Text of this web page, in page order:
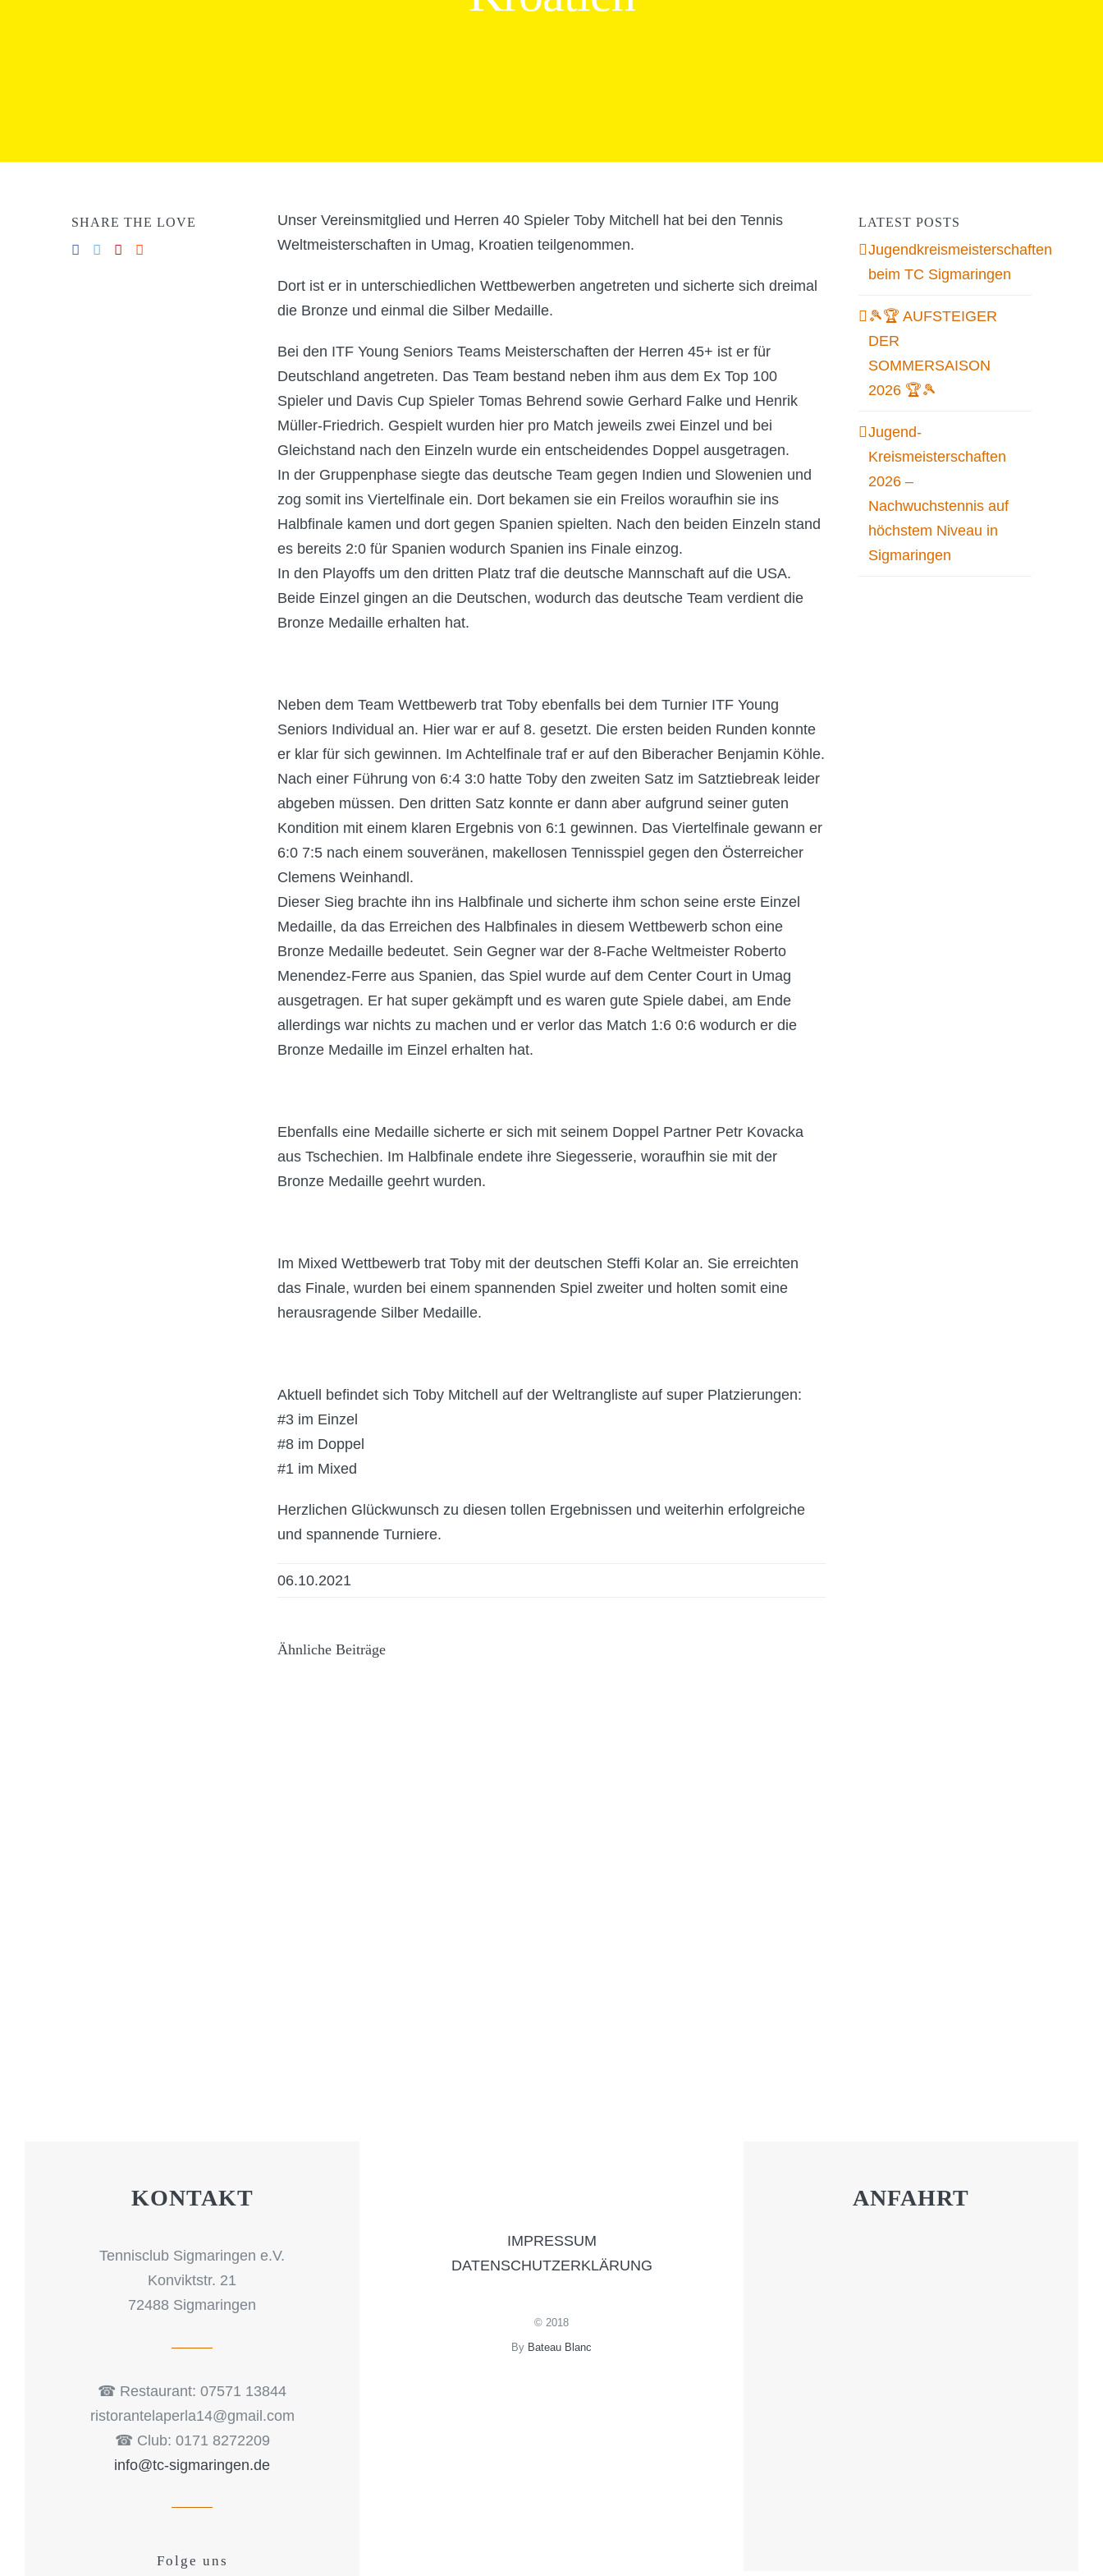
Unser Vereinsmitglied und Herren 40 Spieler Toby Mitchell hat bei den Tennis
Weltmeisterschaften in Umag, Kroatien teilgenommen.
Dort ist er in unterschiedlichen Wettbewerben angetreten und sicherte sich dreimal
die Bronze und einmal die Silber Medaille.
Bei den ITF Young Seniors Teams Meisterschaften der Herren 45+ ist er für
Deutschland angetreten. Das Team bestand neben ihm aus dem Ex Top 100
Spieler und Davis Cup Spieler Tomas Behrend sowie Gerhard Falke und Henrik
Müller-Friedrich. Gespielt wurden hier pro Match jeweils zwei Einzel und bei
Gleichstand nach den Einzeln wurde ein entscheidendes Doppel ausgetragen.
In der Gruppenphase siegte das deutsche Team gegen Indien und Slowenien und
zog somit ins Viertelfinale ein. Dort bekamen sie ein Freilos woraufhin sie ins
Halbfinale kamen und dort gegen Spanien spielten. Nach den beiden Einzeln stand
es bereits 2:0 für Spanien wodurch Spanien ins Finale einzog.
In den Playoffs um den dritten Platz traf die deutsche Mannschaft auf die USA.
Beide Einzel gingen an die Deutschen, wodurch das deutsche Team verdient die
Bronze Medaille erhalten hat.
Neben dem Team Wettbewerb trat Toby ebenfalls bei dem Turnier ITF Young
Seniors Individual an. Hier war er auf 8. gesetzt. Die ersten beiden Runden konnte
er klar für sich gewinnen. Im Achtelfinale traf er auf den Biberacher Benjamin Köhle.
Nach einer Führung von 6:4 3:0 hatte Toby den zweiten Satz im Satztiebreak leider
abgeben müssen. Den dritten Satz konnte er dann aber aufgrund seiner guten
Kondition mit einem klaren Ergebnis von 6:1 gewinnen. Das Viertelfinale gewann er
6:0 7:5 nach einem souveränen, makellosen Tennisspiel gegen den Österreicher
Clemens Weinhandl.
Dieser Sieg brachte ihn ins Halbfinale und sicherte ihm schon seine erste Einzel
Medaille, da das Erreichen des Halbfinales in diesem Wettbewerb schon eine
Bronze Medaille bedeutet. Sein Gegner war der 8-Fache Weltmeister Roberto
Menendez-Ferre aus Spanien, das Spiel wurde auf dem Center Court in Umag
ausgetragen. Er hat super gekämpft und es waren gute Spiele dabei, am Ende
allerdings war nichts zu machen und er verlor das Match 1:6 0:6 wodurch er die
Bronze Medaille im Einzel erhalten hat.
Ebenfalls eine Medaille sicherte er sich mit seinem Doppel Partner Petr Kovacka
aus Tschechien. Im Halbfinale endete ihre Siegesserie, woraufhin sie mit der
Bronze Medaille geehrt wurden.
Im Mixed Wettbewerb trat Toby mit der deutschen Steffi Kolar an. Sie erreichten
das Finale, wurden bei einem spannenden Spiel zweiter und holten somit eine
herausragende Silber Medaille.
Aktuell befindet sich Toby Mitchell auf der Weltrangliste auf super Platzierungen:
#3 im Einzel
#8 im Doppel
#1 im Mixed
Herzlichen Glückwunsch zu diesen tollen Ergebnissen und weiterhin erfolgreiche
und spannende Turniere.
06.10.2021
Ähnliche Beiträge
SHARE THE LOVE LATEST POSTS
Jugendkreismeisterschaften
beim TC Sigmaringen
🎾🏆 AUFSTEIGER
DER
SOMMERSAISON
2026 🏆🎾
Jugend-
Kreismeisterschaften
2026 –
Nachwuchstennis auf
höchstem Niveau in
Sigmaringen
KONTAKT
Tennisclub Sigmaringen e.V.
Konviktstr. 21
72488 Sigmaringen
☎︎ Restaurant: 07571 13844
ristorantelaperla14@gmail.com
☎︎ Club: 0171 8272209
info@tc-sigmaringen.de
Folge uns
IMPRESSUM
DATENSCHUTZERKLÄRUNG
© 2018
By Bateau Blanc
ANFAHRT